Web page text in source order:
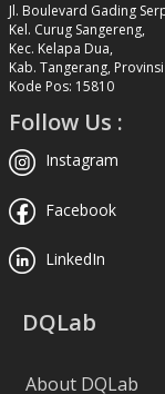
Jl. Boulevard Gading
Kel. Curug Sangereng,
Kec. Kelapa Dua,
Kab. Tangerang,
Kode Pos: 15810
Follow Us :
Instagram
Facebook
LinkedIn
DQLab
About DQLab